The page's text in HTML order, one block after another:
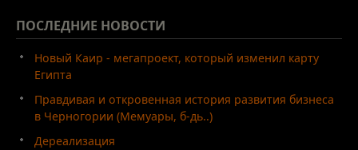
ПОСЛЕДНИЕ НОВОСТИ
Новый Каир - мегапроект, который изменил карту
Египта
Правдивая и откровенная история развития бизнеса
в Черногории (Мемуары, б-дь..)
Дереализация